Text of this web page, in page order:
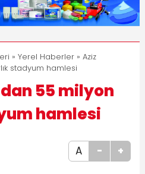
Esnaf Rehberi Hizmete Girdi
» Yerel Haberler» Aziz
stadyum hamlesi
55 milyon
hamlesi
A - +